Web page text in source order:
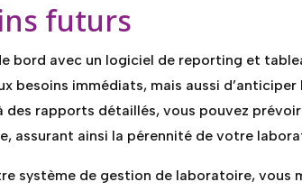
futurs
bord avec un logiciel de reporting et
besoins immédiats, mais aussi
des rapports détaillés, vous pouvez
assurant ainsi la pérennité de votre
système de gestion de laboratoire, vous